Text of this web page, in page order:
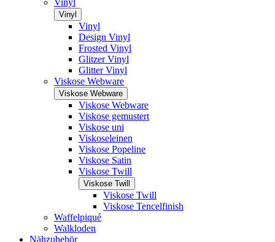
Vinyl
Vinyl
Vinyl
Design Vinyl
Frosted Vinyl
Glitzer Vinyl
Glitter Vinyl
Viskose Webware
Viskose Webware
Viskose Webware
Viskose gemustert
Viskose uni
Viskoseleinen
Viskose Popeline
Viskose Satin
Viskose Twill
Viskose Twill
Viskose Twill
Viskose Tencelfinish
Waffelpiqué
Walkloden
Nähzubehör